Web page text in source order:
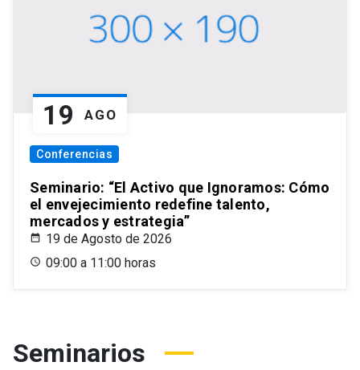
19 AGO
Conferencias
Seminario: “El Activo que Ignoramos: Cómo
el envejecimiento redefine talento,
mercados y estrategia”
19 de Agosto de 2026
09:00 a 11:00 horas
Seminarios